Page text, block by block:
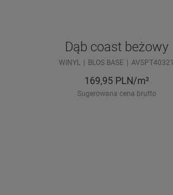
Dąb coast beżowy
WINYL BLOS BASE AVSPT40321
169,95 PLN/m²
Sugerowana cena brutto